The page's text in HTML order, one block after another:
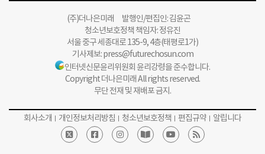
(주)더나은미래 발행인/편집인: 김윤곤
청소년보호정책 책임자: 정유진
서울 중구 세종대로 135-9, 4층(태평로1가)
기사제보:press@futurechosun.com
인터넷신문윤리위원회 윤리강령을 준수합니다.
Copyright 더나은미래 All rights reserved.
무단 전재 및 재배포 금지.
회사소개 개인정보처리방침 청소년보호정책 편집규약 알립니다